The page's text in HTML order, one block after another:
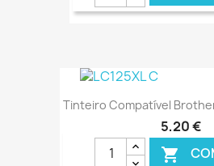
Tinteiro Compatível
5,20 €
